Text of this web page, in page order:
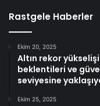
Rastgele Haberler
Ekim 20, 2025
Altın rekor
beklentileri ve
seviyesine
Ekim 25, 2025